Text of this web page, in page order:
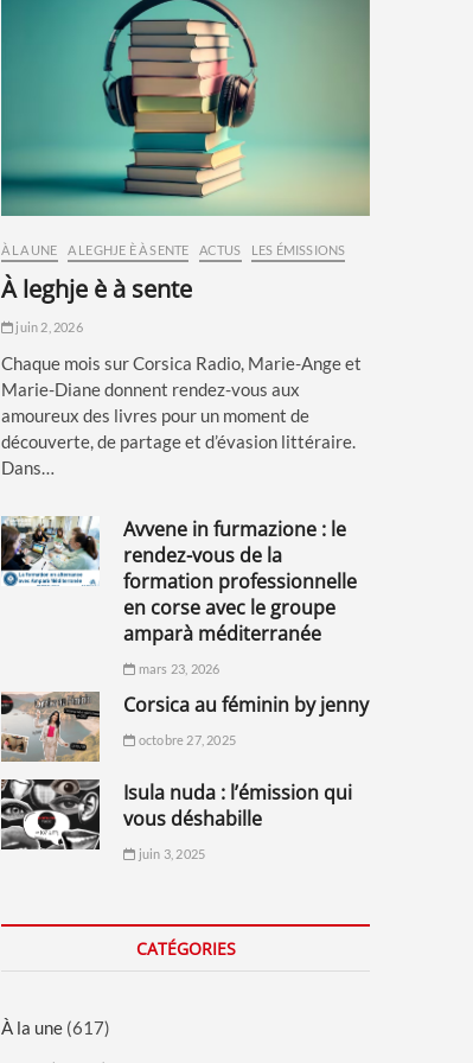
À LA UNE A LEGHJE È À SENTE ACTUS LES ÉMISSIONS
à leghje è à sente
juin 2, 2026
Chaque mois sur Corsica Radio, Marie-Ange et
Marie-Diane donnent rendez-vous aux
amoureux des livres pour un moment de
découverte, de partage et d’évasion littéraire.
Dans…
avvene in furmazione : le
rendez-vous de la
formation professionnelle
en corse avec le groupe
amparà méditerranée
mars 23, 2026
corsica au féminin by jenny
octobre 27, 2025
isula nuda : l’émission qui
vous déshabille
juin 3, 2025
CATÉGORIES
À la une (617)